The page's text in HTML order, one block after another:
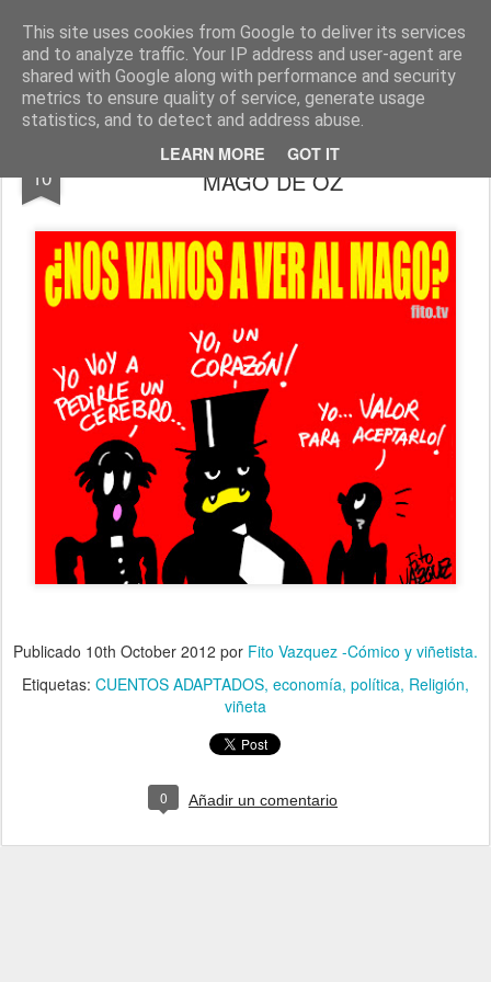
This site uses cookies from Google to deliver its services
and to analyze traffic. Your IP address and user-agent are
shared with Google along with performance and security
metrics to ensure quality of service, generate usage
statistics, and to detect and address abuse.
LEARN MORE GOT IT
Fito Vázquez Viñetas, viñetas y más viñetas.
Home Viñetas Quién soy
10
"CUENTOS ADAPTADOS": DE NUEVO EL
MAGO DE OZ
Publicado 10th October 2012 por Fito Vazquez -Cómico y viñetista.
Etiquetas: CUENTOS ADAPTADOS economía política Religión
viñeta
0 Añadir un comentario